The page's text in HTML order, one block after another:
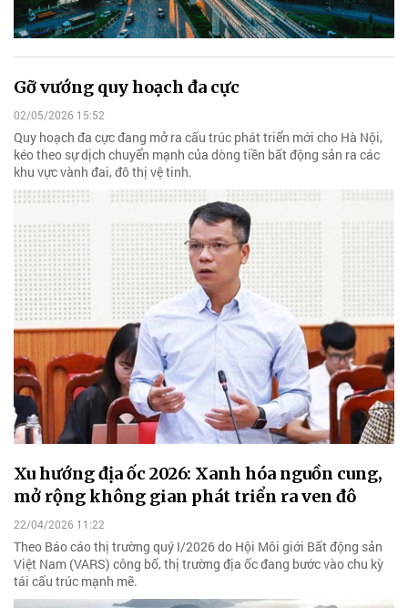
Gỡ vướng quy hoạch đa cực
02/05/2026 15:52
Quy hoạch đa cực đang mở ra cấu trúc phát triển mới cho Hà Nội,
kéo theo sự dịch chuyển mạnh của dòng tiền bất động sản ra các
khu vực vành đai, đô thị vệ tinh.
Xu hướng địa ốc 2026: Xanh hóa nguồn cung,
mở rộng không gian phát triển ra ven đô
22/04/2026 11:22
Theo Báo cáo thị trường quý I/2026 do Hội Môi giới Bất động sản
Việt Nam (VARS) công bố, thị trường địa ốc đang bước vào chu kỳ
tái cấu trúc mạnh mẽ.